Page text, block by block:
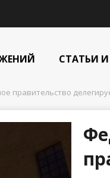
СТАТЬИ
правительство